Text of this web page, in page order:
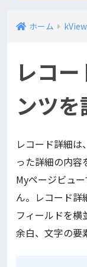
ホーム
レコ
ンツ
レコード詳細
った詳細の内容
Myページビュ
ん。レコード詳
フィールドを横
余白、文字の要